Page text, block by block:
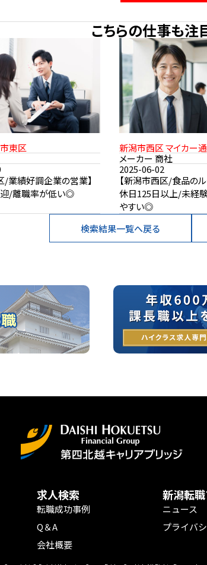
こちらの仕事も注
東区
/業績好調企業の営業】
/離職率が低い◎
新潟市西区 マイカー
車場あり） 転勤なし
メーカー 商社
2025-06-02
【新潟市西区/食品の
休日125日以上/未経
やすい◎
検索結果一覧へ戻る
求人検索
転職成功事例
Q＆A
会社概要
新潟転
ニュース
プライバ